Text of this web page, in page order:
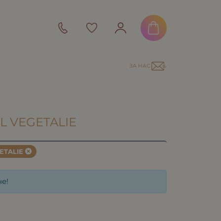
ЗА НАС